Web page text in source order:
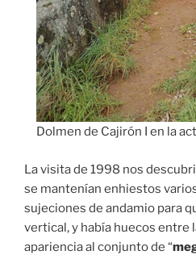
Dolmen de Cajirón I en la
La visita de 1998 nos
se mantenían enhiestos
sujeciones de andamio para
vertical, y había huecos entre
apariencia al conjunto de “